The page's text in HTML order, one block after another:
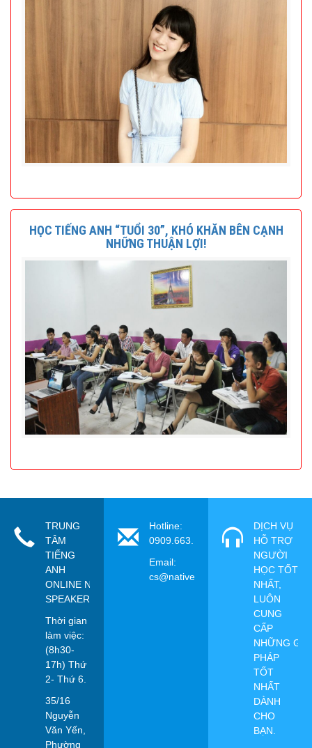
HỌC TIẾNG ANH “TUỔI 30”, KHÓ KHĂN BÊN CẠNH
NHỮNG THUẬN LỢI!
TRUNG
TÂM
TIẾNG
ANH
ONLINE NATIVE
SPEAKER
Thời gian
làm việc:
(8h30-
17h) Thứ
2- Thứ 6.
35/16
Nguyễn
Văn Yến,
Phường
Hotline:
0909.663.115
Email:
cs@nativespeaker.vn
DỊCH VỤ
HỖ TRỢ
NGƯỜI
HỌC TỐT
NHẤT,
LUÔN
CUNG
CẤP
NHỮNG GIẢI
PHÁP
TỐT
NHẤT
DÀNH
CHO
BẠN.